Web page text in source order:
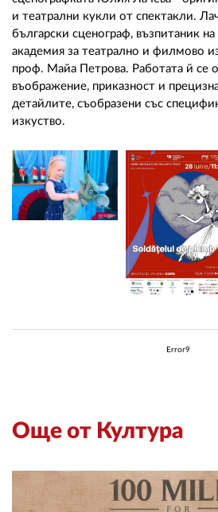
и театрални кукли от спектакли.
български сценограф, възпитаник
академия за театрално и филмово
проф. Майа Петрова. Работата й се
въображение, приказност и
детайлите, съобразени със
изкуство.
Error9
Още от Култура